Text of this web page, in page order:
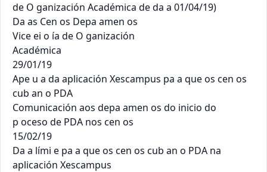
de O ganización Académica de da a 01/04/19)
Da as Cen os Depa amen os
Vice ei o ía de O ganización
Académica
29/01/19
Ape u a da aplicación Xescampus pa a que os cen os
cub an o PDA
Comunicación aos depa amen os do inicio do
p oceso de PDA nos cen os
15/02/19
Da a lími e pa a que os cen os cub an o PDA na
aplicación Xescampus